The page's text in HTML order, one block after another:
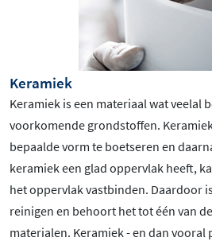
Keramiek
Keramiek is een materiaal wat veelal
voorkomende grondstoffen.
bepaalde vorm te boetseren en
keramiek een glad oppervlak heeft,
het oppervlak vastbinden. Daardoor
reinigen en behoort het tot één van
materialen. Keramiek - en dan vooral